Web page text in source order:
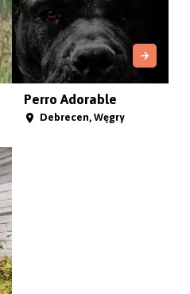
Perro Adorable
Debrecen, Węgry